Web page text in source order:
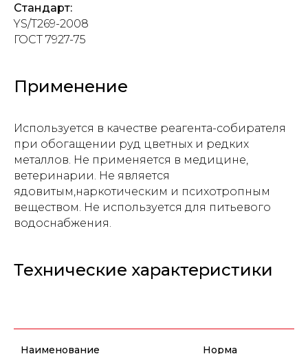
Стандарт:
YS/T269-2008
ГОСТ 7927-75
Применение
Используется в качестве реагента-собирателя
при обогащении руд цветных и редких
металлов. Не применяется в медицине,
ветеринарии. Не является
ядовитым,наркотическим и психотропным
веществом. Не используется для питьевого
водоснабжения.
Технические характеристики
Наименование Норма